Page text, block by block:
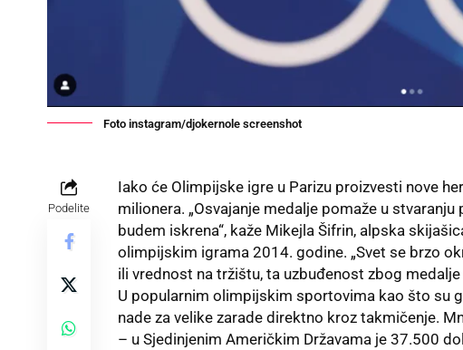
Foto instagram/djokernole screenshot
Podelite
Iako će Olimpijske igre u Parizu proizvesti nove
milionera. „Osvajanje medalje pomaže u
budem iskrena“, kaže Mikejla Šifrin, alpska
olimpijskim igrama 2014. godine. „Svet se brzo
ili vrednost na tržištu, ta uzbuđenost zbog medalje
U popularnim olimpijskim sportovima kao što su
nade za velike zarade direktno kroz takmičenje.
– u Sjedinjenim Američkim Državama je 37.500